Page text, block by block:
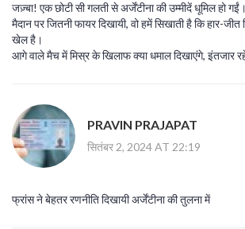
जज़्बा! एक छोटी सी गलती से अर्जेंटीना की उम्मीदें धूमिल हो गईं।
मैदान पर जितनी फायर दिखायी, वो हमें सिखाती है कि हार-जीत
खेल है।
आगे वाले मैच में मिस्र के खिलाफ क्या धमाल दिखाएंगे, इंतजार
PRAVIN PRAJAPAT
सितंबर 2, 2024 AT 22:19
फ्रांस ने बेहतर रणनीति दिखायी अर्जेंटीना की तुलना में